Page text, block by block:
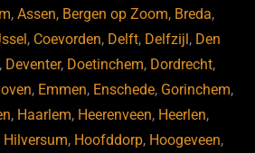
,Assen, Bergen op Zoom, Breda,
, Coevorden, Delft, Delfzijl, Den
, Deventer, Doetinchem, Dordrecht,
, Emmen, Enschede, Gorinchem,
, Haarlem, Heerenveen, Heerlen,
Hilversum, Hoofddorp, Hoogeveen,